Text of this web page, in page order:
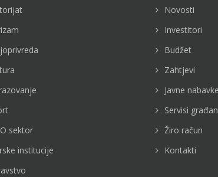
sektor
institucije
Novosti
Investitori
Budžet
Zahtjevi
Javne nabavke
Servisi
Žiro račun
Kontakti